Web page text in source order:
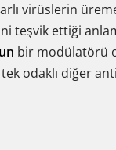
virüslerin
teşvik ettiği
bir modülatörü
odaklı diğer